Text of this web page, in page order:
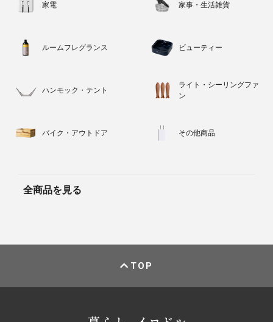
家電 家事・生活雑貨
ルームフレグランス ビューティー
ハンモック・テント
ライト・シーリングファ
ン
バイク・アウトドア その他商品
全商品を見る
TOP